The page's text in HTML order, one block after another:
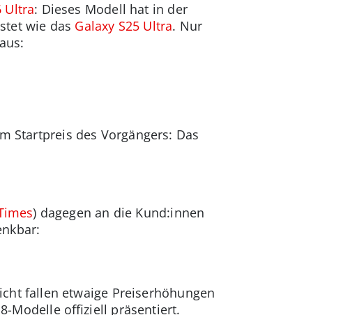
Ultra: Dieses Modell hat in der
wie das Galaxy S25 Ultra. Nur
Startpreis des Vorgängers: Das
) dagegen an die Kund:innen
fallen etwaige Preiserhöhungen
Modelle offiziell präsentiert.